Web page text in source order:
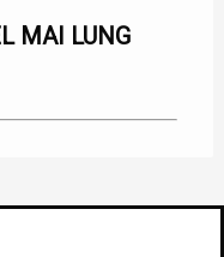
MAI LUNG